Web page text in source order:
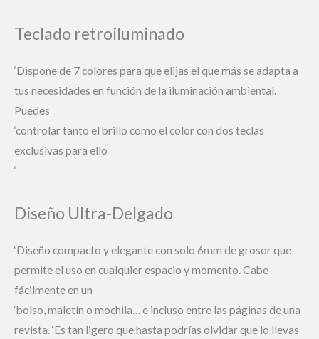
Teclado retroiluminado
‘Dispone de 7 colores para que elijas el que más se adapta a
tus necesidades en función de la iluminación ambiental.
Puedes
‘controlar tanto el brillo como el color con dos teclas
exclusivas para ello
‘
Diseño Ultra-Delgado
‘Diseño compacto y elegante con solo 6mm de grosor que
permite el uso en cualquier espacio y momento. Cabe
fácilmente en un
‘bolso, maletín o mochila… e incluso entre las páginas de una
revista. ‘Es tan ligero que hasta podrías olvidar que lo llevas